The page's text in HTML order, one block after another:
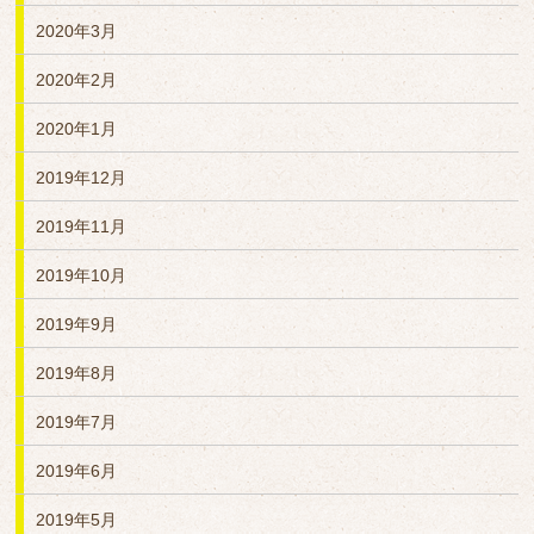
2020年3月
2020年2月
2020年1月
2019年12月
2019年11月
2019年10月
2019年9月
2019年8月
2019年7月
2019年6月
2019年5月